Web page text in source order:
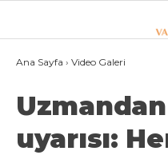
GALERİ
VAN
Ana Sayfa › Video Galeri
uyarısı: